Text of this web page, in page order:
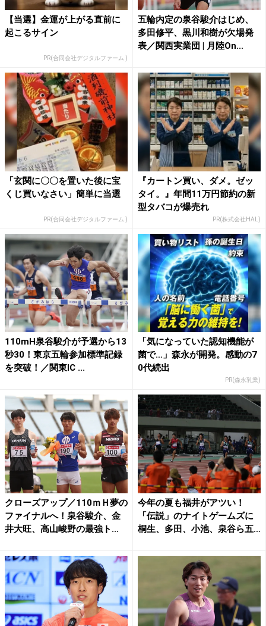
【当選】金運が上がる直前に
起こるサイン
PR(合同会社デジタルファーム )
五輪内定の泉谷駿介はじめ、
多田修平、黒川和樹が欠場発
表／関西実業団 | 月陸On...
「玄関に〇〇を置いた後に宝
くじ買いなさい」簡単に当選
PR(合同会社デジタルファーム )
『カートン買い、ダメ。ゼッ
タイ。』年間11万円節約の新
型タバコが爆売れ
PR(株式会社HAL)
110mH泉谷駿介が予選から13
秒30！東京五輪参加標準記録
を突破！／関東IC ...
「気になっていた認知機能が
菌で…」森永が開発。感動の7
0代続出
PR(森永乳業)
クローズアップ／110ｍＨ夢の
ファイナルへ！泉谷駿介、金
井大旺、高山峻野の最強ト...
今年の夏も福井がアツい！
「伝説」のナイトゲームズに
桐生、多田、小池、泉谷ら五